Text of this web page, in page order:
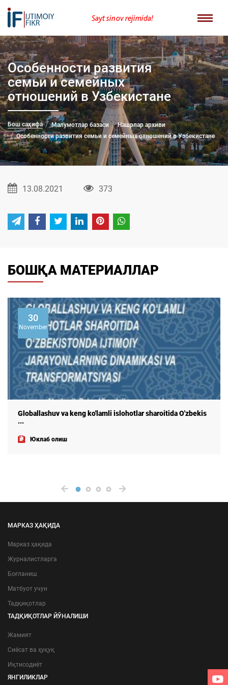
Sayt sinov rejimida!
Особенности развития
семьи и семейных
отношений в Узбекистане
Бош саҳифа Малумотлар базаси
Нашрлар архиви
Особенности развития семьи и семейных отношений в Узбекистане
13.08.2021 373
БОШҚА МАТЕРИАЛЛАР
15
May
"ЎЗБEКИСТОНДА ЗАМОНАВИЙ ОИЛА"
МАРКАЗ ҲАҚИДА
Марказ ҳақида
Журналистларга
Боғланиш
Матбуот учун
Тадқиқотлар
ТАДҚИҚОТЛАР ЙЎНАЛИШИ
Жамият
Сиёсат ва ҳуқуқ
Иқтисодиёт
ЯНГИЛИКЛАР